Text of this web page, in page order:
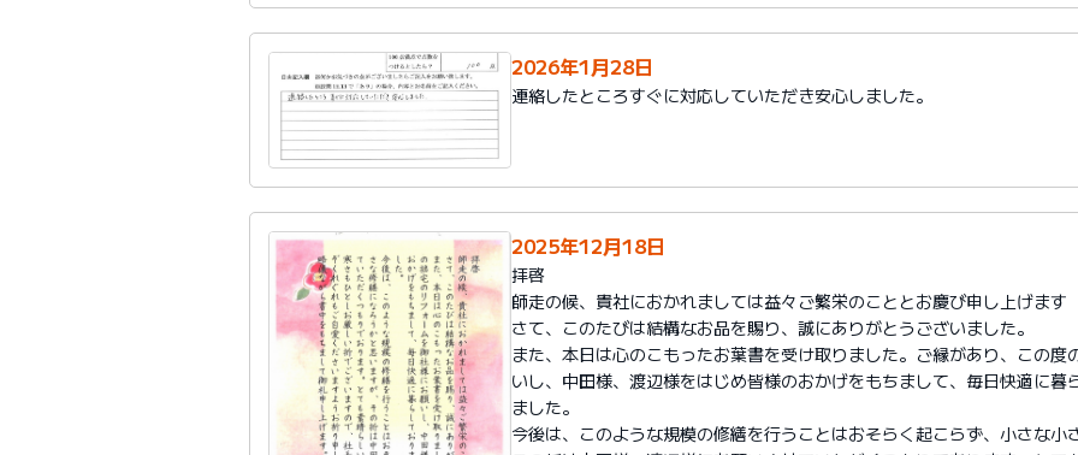
2026年1月28日
連絡したところすぐに対応していただき安心しました。
2025年12月18日
拝啓
師走の候、貴社におかれましては益々ご繁栄のこととお慶び申し上げます
さて、このたびは結構なお品を賜り、誠にありがとうございました。
また、本日は心のこもったお葉書を受け取りました。ご縁があり、この度
いし、中田様、渡辺様をはじめ皆様のおかげをもちまして、毎日快適に暮
ました。
今後は、このような規模の修繕を行うことはおそらく起こらず、小さな小